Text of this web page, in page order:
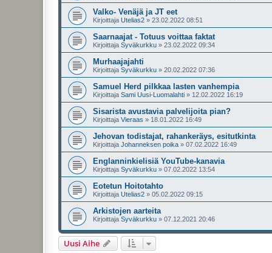
Valko- Venäjä ja JT eet
Kirjoittaja Utelias2 » 23.02.2022 08:51
Saarnaajat - Totuus voittaa faktat
Kirjoittaja Syväkurkku » 23.02.2022 09:34
Murhaajajahti
Kirjoittaja Syväkurkku » 20.02.2022 07:36
Samuel Herd pilkkaa lasten vanhempia
Kirjoittaja Sami Uusi-Luomalahti » 12.02.2022 16:19
Sisarista avustavia palvelijoita pian?
Kirjoittaja Vieraas » 18.01.2022 16:49
Jehovan todistajat, rahankeräys, esitutkinta
Kirjoittaja Johanneksen poika » 07.02.2022 16:49
Englanninkielisiä YouTube-kanavia
Kirjoittaja Syväkurkku » 07.02.2022 13:54
Eotetun Hoitotahto
Kirjoittaja Utelias2 » 05.02.2022 09:15
Arkistojen aarteita
Kirjoittaja Syväkurkku » 07.12.2021 20:46
Uusi Aihe